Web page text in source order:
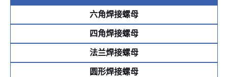
六角焊接螺母
四角焊接螺母
法兰焊接螺母
圆形焊接螺母